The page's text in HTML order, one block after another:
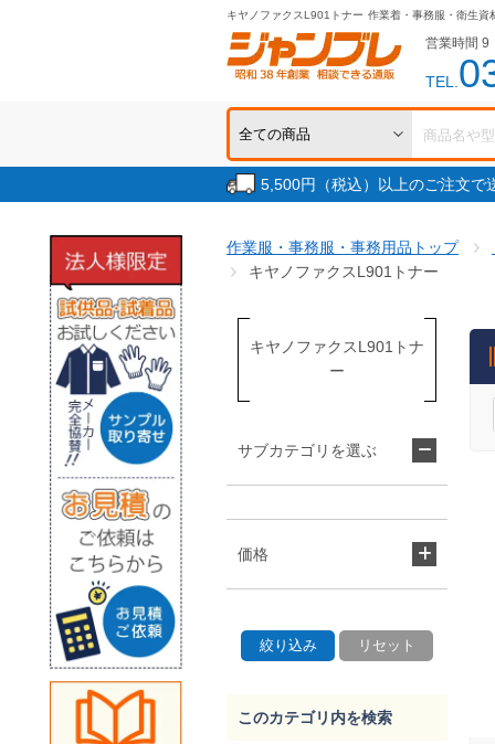
キヤノファクスL901トナー 作業着・事務服・衛生資
営業時間 9
TEL.
5,500円（税込）以上のご注文
作業服・事務服・事務用品トップ
キヤノファクスL901トナー
キヤノファクスL901トナ
ー
サブカテゴリを選ぶ
価格
このカテゴリ内を検索